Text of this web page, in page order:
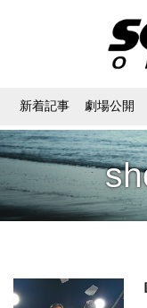
新着記事 劇場公開